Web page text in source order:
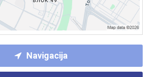
Navigacija